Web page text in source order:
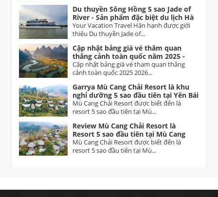
Du thuyền Sông Hồng 5 sao Jade of
River - Sản phẩm đặc biệt du lịch Hà
Nội
Your Vacation Travel Hân hạnh được giới
thiệu Du thuyền Jade of...
Cập nhật bảng giá vé thăm quan
thắng cảnh toàn quốc năm 2025 -
2026 Vietnam tourist attractions
ticket prices
Cập nhật bảng giá vé tham quan thắng
cảnh toàn quốc 2025 2026...
Garrya Mù Cang Chải Resort là khu
nghỉ dưỡng 5 sao đầu tiên tại Yên Bái
Mù Cang Chải Resort được biết đến là
resort 5 sao đầu tiên tại Mù...
Review Mù Cang Chải Resort là
Resort 5 sao đầu tiên tại Mù Cang
Chải Yên Bái
Mù Cang Chải Resort được biết đến là
resort 5 sao đầu tiên tại Mù...